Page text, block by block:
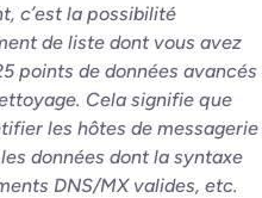
c’est la possibilité
de liste dont vous avez
points de données avancés
Cela signifie que
les hôtes de messagerie
données dont la syntaxe
DNS/MX valides, etc.